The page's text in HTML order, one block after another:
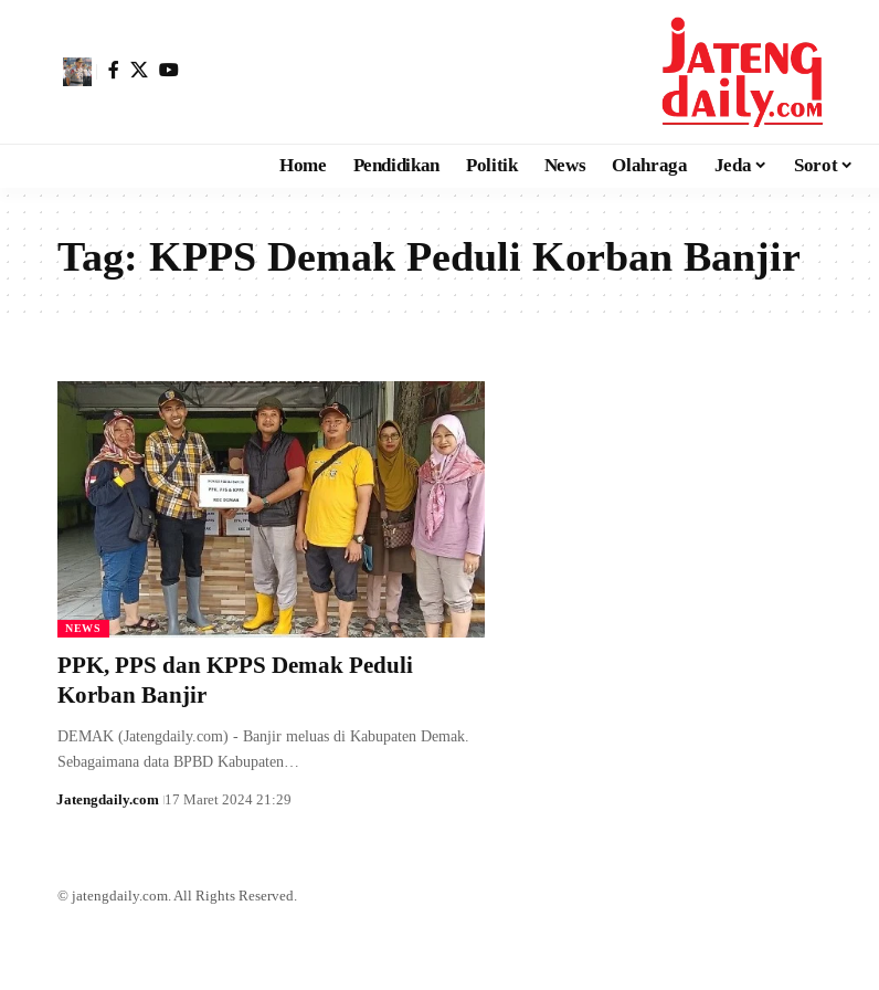
Home Pendidikan Politik News Olahraga Jeda Sorot
Tag:KPPS Demak Peduli Korban Banjir
NEWS
PPK, PPS dan KPPS Demak Peduli
Korban Banjir
DEMAK (Jatengdaily.com) - Banjir meluas di Kabupaten Demak.
Sebagaimana data BPBD Kabupaten…
Jatengdaily.com 17 Maret 2024 21:29
© jatengdaily.com. All Rights Reserved.